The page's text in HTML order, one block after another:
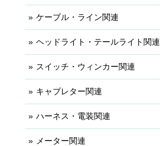
ケーブル・ライン関連
ヘッドライト・テールライト関連
スイッチ・ウィンカー関連
キャブレター関連
ハーネス・電装関連
メーター関連